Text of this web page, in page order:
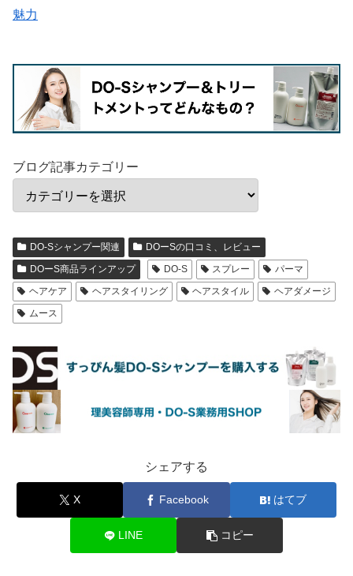
魅力
ブログ記事カテゴリー
DO-Sシャンプー関連
DOーSの口コミ、レビュー
DOーS商品ラインアップ
DO-S スプレー
パーマ
ヘアケア
ヘアスタイリング ヘアスタイル
ヘアダメージ
ムース
シェアする
X Facebook はてブ
LINE コピー